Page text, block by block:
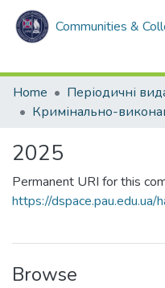
Communities &
Home
2025
Permanent URI for this
https://
Browse